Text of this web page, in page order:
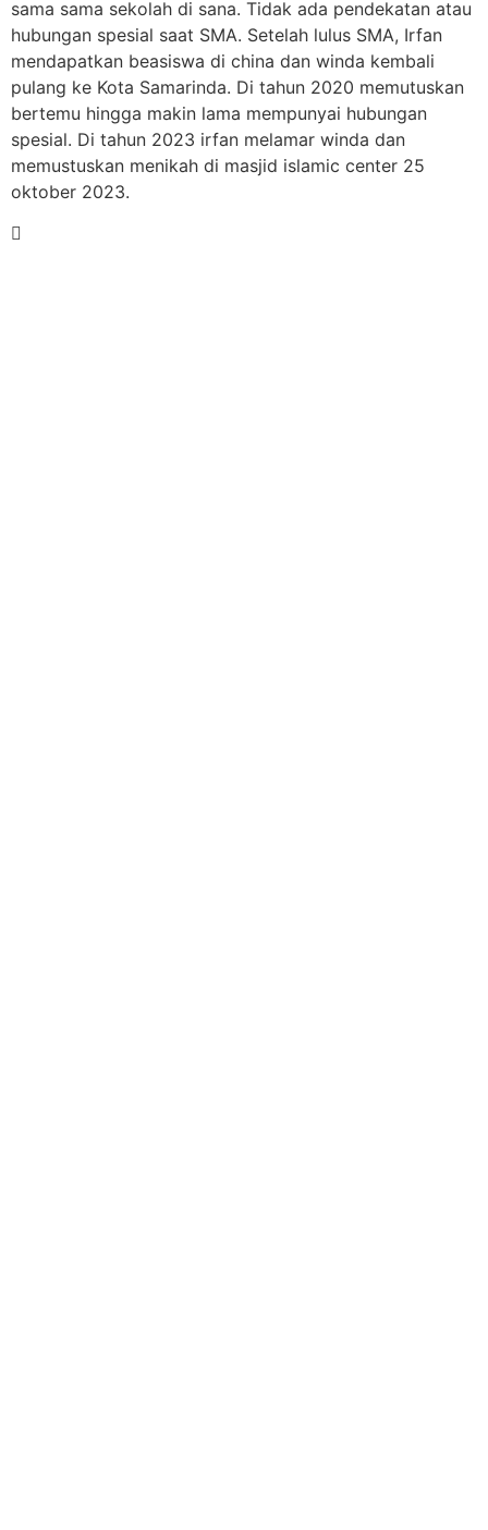
sama sama sekolah di sana. Tidak ada pendekatan atau
hubungan spesial saat SMA. Setelah lulus SMA, Irfan
mendapatkan beasiswa di china dan winda kembali
pulang ke Kota Samarinda. Di tahun 2020 memutuskan
bertemu hingga makin lama mempunyai hubungan
spesial. Di tahun 2023 irfan melamar winda dan
memustuskan menikah di masjid islamic center 25
oktober 2023.